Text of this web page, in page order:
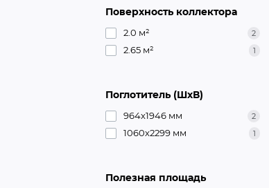
Поверхность коллектора
2.0 м² 2
2.65 м² 1
Поглотитель (ШхВ)
964х1946 мм 2
1060х2299 мм 1
Полезная площадь